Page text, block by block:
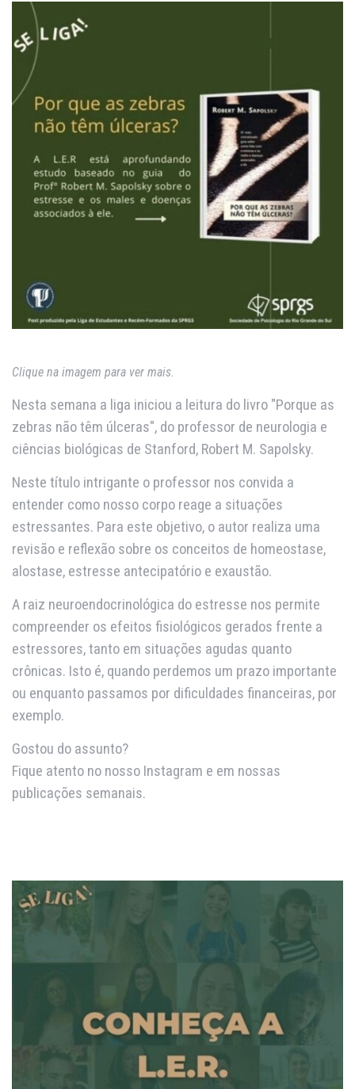
Clique na imagem para ver mais.
Nesta semana a liga iniciou a leitura do livro "Porque as
zebras não têm úlceras", do professor de neurologia e
ciências biológicas de Stanford, Robert M. Sapolsky.
Neste título intrigante o professor nos convida a
entender como nosso corpo reage a situações
estressantes. Para este objetivo, o autor realiza uma
revisão e reflexão sobre os conceitos de homeostase,
alostase, estresse antecipatório e exaustão.
A raiz neuroendocrinológica do estresse nos permite
compreender os efeitos fisiológicos gerados frente a
estressores, tanto em situações agudas quanto
crônicas. Isto é, quando perdemos um prazo importante
ou enquanto passamos por dificuldades financeiras, por
exemplo.
Gostou do assunto?
Fique atento no nosso Instagram e em nossas
publicações semanais.
Clique aqui para ver mais
Clique aqui para ver mais